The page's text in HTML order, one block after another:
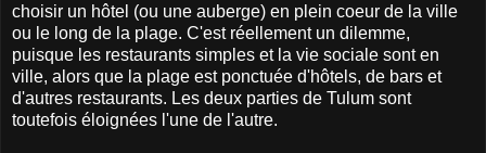
choisir un hôtel (ou une auberge) en plein coeur de la ville
ou le long de la plage. C'est réellement un dilemme,
puisque les restaurants simples et la vie sociale sont en
ville, alors que la plage est ponctuée d'hôtels, de bars et
d'autres restaurants. Les deux parties de Tulum sont
toutefois éloignées l'une de l'autre.